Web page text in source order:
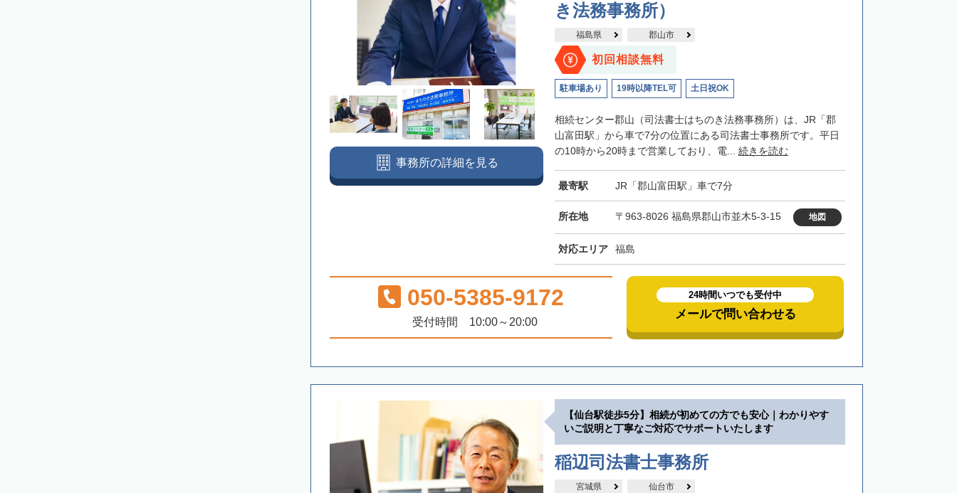
き法務事務所）
福島県 郡山市
初回相談無料
駐車場あり 19時以降TEL可 土日祝OK
相続センター郡山（司法書士はちのき法務事務所）は、JR「郡
山富田駅」から車で7分の位置にある司法書士事務所です。平日
の10時から20時まで営業しており、電... 続きを読む
最寄駅 JR「郡山富田駅」車で7分
所在地 〒963-8026 福島県郡山市並木5-3-15 地図
対応エリア 福島
事務所の詳細を見る
050-5385-9172
受付時間 10:00～20:00
24時間いつでも受付中
メールで問い合わせる
【仙台駅徒歩5分】相続が初めての方でも安心｜わかりやす
いご説明と丁寧なご対応でサポートいたします
稲辺司法書士事務所
宮城県 仙台市